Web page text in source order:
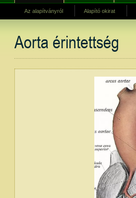
Az alapítványról Alapító okirat
Aorta érintettség